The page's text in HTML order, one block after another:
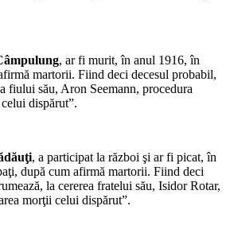
, ar fi murit, în anul 1916, în
martorii. Fiind deci decesul probabil,
fiului său, Aron Seemann, procedura
dispărut”.
, a participat la război şi ar fi picat, în
după cum afirmă martorii. Fiind deci
la cererea fratelui său, Isidor Rotar,
morţii celui dispărut”.